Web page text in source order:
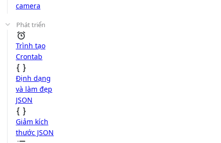
camera
Phát triển
Trình tạo
Crontab
Định dạng
và làm đẹp
JSON
Giảm kích
thước JSON